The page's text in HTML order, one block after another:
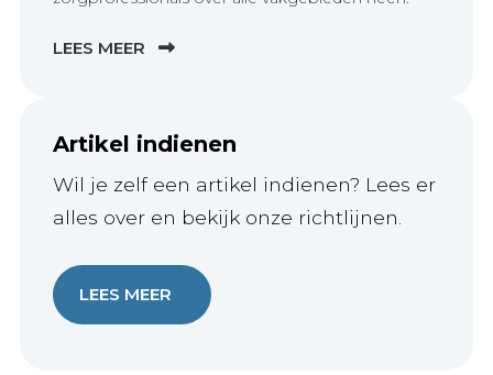
LEES MEER
Artikel indienen
Wil je zelf een artikel indienen? Lees er
alles over en bekijk onze richtlijnen.
LEES MEER